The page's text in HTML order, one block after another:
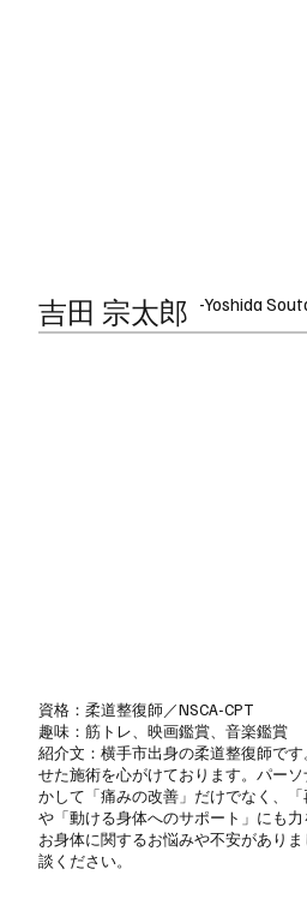
吉田 宗太郎
資格：柔道整復師／NSCA-CPT
趣味：筋トレ、映画鑑賞、音楽鑑賞
紹介文：横手市出身の柔道整復師で
せた施術を心がけております。パー
かして「痛みの改善」だけでなく、「
や「動ける身体へのサポート」にも力
お身体に関するお悩みや不安があり
談ください。
-Yoshida